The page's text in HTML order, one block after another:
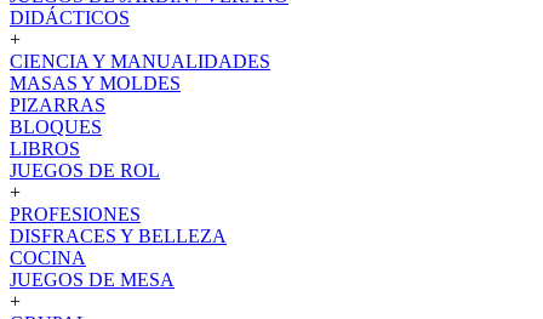
DIDÁCTICOS
+
CIENCIA Y MANUALIDADES
MASAS Y MOLDES
PIZARRAS
BLOQUES
LIBROS
JUEGOS DE ROL
+
PROFESIONES
DISFRACES Y BELLEZA
COCINA
JUEGOS DE MESA
+